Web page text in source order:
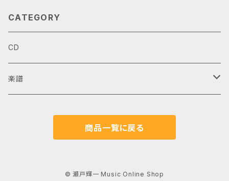
CATEGORY
CD
楽譜
商品一覧に戻る
© 瀬戸輝一 Music Online Shop